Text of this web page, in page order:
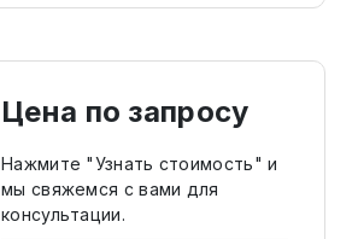
Цена по запросу
Нажмите "Узнать стоимость" и
мы свяжемся с вами для
консультации.